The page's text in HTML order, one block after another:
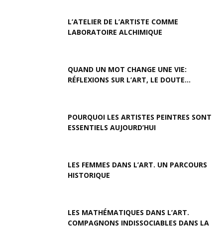
L’ATELIER DE L’ARTISTE COMME
LABORATOIRE ALCHIMIQUE
QUAND UN MOT CHANGE UNE VIE:
RÉFLEXIONS SUR L’ART, LE DOUTE...
POURQUOI LES ARTISTES PEINTRES SONT
ESSENTIELS AUJOURD’HUI
LES FEMMES DANS L’ART. UN PARCOURS
HISTORIQUE
LES MATHÉMATIQUES DANS L’ART.
COMPAGNONS INDISSOCIABLES DANS LA